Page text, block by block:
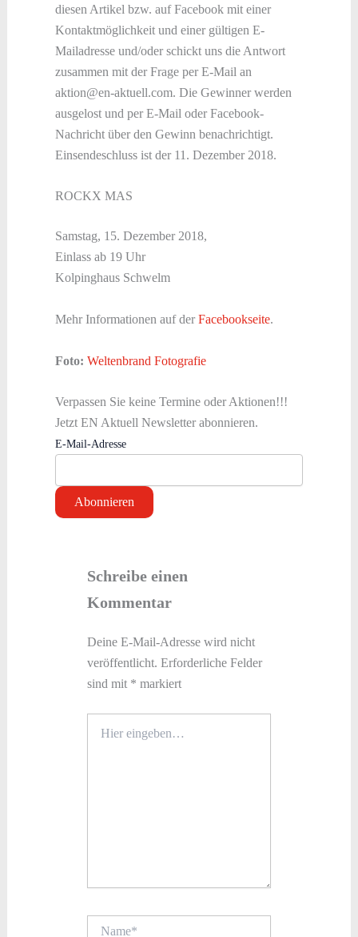
diesen Artikel bzw. auf Facebook mit einer
Kontaktmöglichkeit und einer gültigen E-
Mailadresse und/oder schickt uns die Antwort
zusammen mit der Frage per E-Mail an
aktion@en-aktuell.com. Die Gewinner werden
ausgelost und per E-Mail oder Facebook-
Nachricht über den Gewinn benachrichtigt.
Einsendeschluss ist der 11. Dezember 2018.
ROCKX MAS
Samstag, 15. Dezember 2018,
Einlass ab 19 Uhr
Kolpinghaus Schwelm
Mehr Informationen auf der Facebookseite.
Foto: Weltenbrand Fotografie
Verpassen Sie keine Termine oder Aktionen!!!
Jetzt EN Aktuell Newsletter abonnieren.
E-Mail-Adresse
Schreibe einen
Kommentar
Deine E-Mail-Adresse wird nicht
veröffentlicht. Erforderliche Felder
sind mit * markiert
eingeben…